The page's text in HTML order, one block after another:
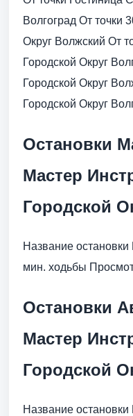
Волгоград От точки
Округ Волжский От
Городской Округ
Городской Округ
Городской Округ
Остановки
Мастер
Городской
Название
мин. ходьбы
Остановки
Мастер
Городской
Название